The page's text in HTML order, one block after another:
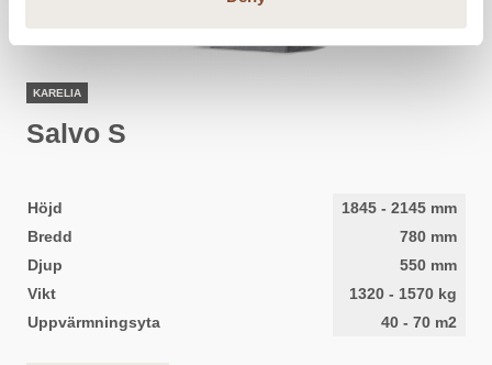
KARELIA
Salvo S
Höjd 1845 - 2145 mm
Bredd
780 mm
Djup
550 mm
Vikt
1320 - 1570 kg
Uppvärmningsyta
40 - 70 m2